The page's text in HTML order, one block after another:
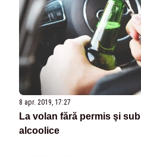
8 apr. 2019, 17:27
La volan fără permis şi
alcoolice